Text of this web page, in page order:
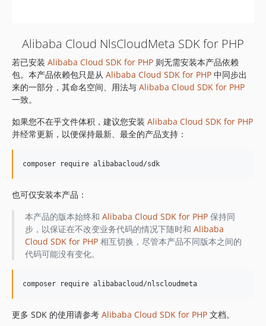
1.8.841
1.8.839
1.8.838
1.8.837
1.8.836
1.8.835
1.8.834
1.8.832
1.8.828
1.8.826
1.8.825
1.8.824
1.8.823
1.8.820
Alibaba Cloud NlsCloudMeta SDK for PHP
若已安装 Alibaba Cloud SDK for PHP 则无需安装本产品依赖
包。本产品依赖包只是从 Alibaba Cloud SDK for PHP 中同步出
来的一部分，其命名空间、用法与 Alibaba Cloud SDK for PHP
一致。
如果您不在乎文件体积，建议您安装 Alibaba Cloud SDK for PHP
并经常更新，以便保持最新、最全的产品支持：
也可仅安装本产品：
本产品的版本始终和 Alibaba Cloud SDK for PHP保持同
步，以保证在不改变业务代码的情况下随时和 Alibaba
Cloud SDK for PHP相互切换，尽管本产品不同版本之间的
代码可能没有变化。
更多 SDK 的使用请参考 Alibaba Cloud SDK for PHP 文档。